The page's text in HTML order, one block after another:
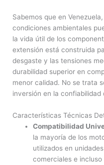
Sabemos que en
condiciones ambientales
la vida útil de los
extensión está construida
desgaste y las tensiones
durabilidad superior en
menor calidad. No se trata
inversión en la confiabilidad
Características Técnicas
Compatibilidad
la mayoría de los
utilizados en
comerciales e